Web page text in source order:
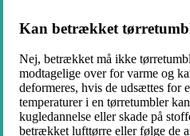
Kan betrækket
Nej, betrækket må ikke
modtagelige over for varme og
deformeres, hvis de udsættes for
temperaturer i en tørretumbler
kugledannelse eller skade på
betrækket lufttørre eller følge de